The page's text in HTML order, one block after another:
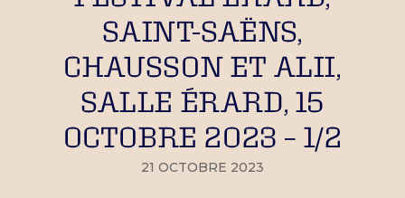
SAINT-SAËNS,
CHAUSSON ET ALII,
SALLE ÉRARD, 15
OCTOBRE 2023 – 1/2
21 OCTOBRE 2023